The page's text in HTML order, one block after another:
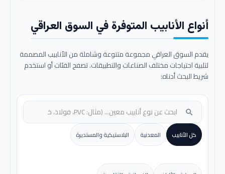
أنواع الأنابيب المتوفرة في السوق العراقي
يقدم السوق العراقي مجموعة متنوعة وشاملة من الأنابيب المصممة
لتلبية احتياجات مختلف الصناعات والتطبيقات. تصفح الفئات أو استخدم
شريط البحث أدناه:
search
كل الأنابيب المعدنية البلاستيكية والمستديرة